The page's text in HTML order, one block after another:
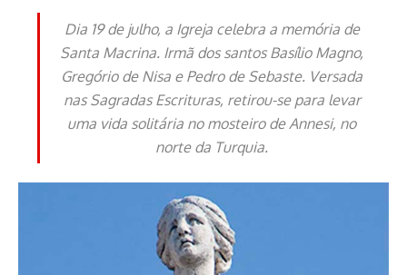
Dia 19 de julho, a Igreja celebra a memória de
Santa Macrina. Irmã dos santos Basílio Magno,
Gregório de Nisa e Pedro de Sebaste. Versada
nas Sagradas Escrituras, retirou-se para levar
uma vida solitária no mosteiro de Annesi, no
norte da Turquia.